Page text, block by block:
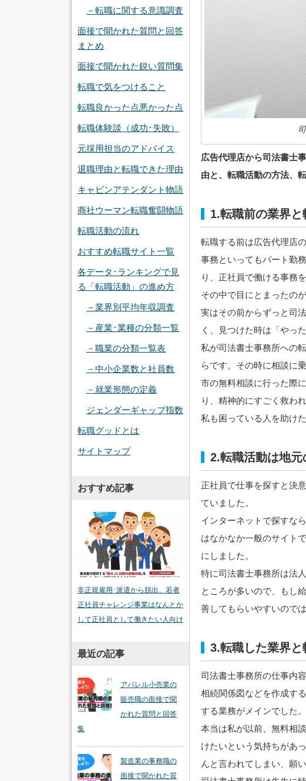
広告代理店から司法書士
由と、転職活動の方法、
1.転職前の業界
転職する前は広告代理店
事務といってもパート勤
り、正社員で働ける事務
その中で目にとまったの
実はその前からずっと司
く、見つけた時は「やっ
私が司法書士事務所への
らです。その時に相談に
市の無料相談に行った際
り、精神的にすごく救われ
私も困っている人を助け
2.転職活動は地
正社員で仕事を探すと決
ていました。
インターネットで探すな
はなかなか一般のサイト
にしました。
特に司法書士事務所は法
ところが多いので、もし
善してもらいやすいので
3.転職した業界
司法書士事務所の仕事内
相続関係図などを作成す
する業務がメインでした。
本当は私が以前、無料相
けたいという気持ちがあ
んと言われてしまい、願
－転職に関する意識調査
面接で聞かれた質問と回答
まとめ
面接で聞かれた鋭い質問集
転職で気をつけること
転職良かった点悪かった点
転職体験談（成功･失敗）
元採用担当のアドバイス
退職理由と転職できた理由
キャビンアテンダント物語
商社ウーマン転職奮闘物語
転職活動の流れ
おすすめ転職サイト一覧
各データ･ランキングで見
る「転職活動」の進め方
－業界別平均年収調査
－産業･業種の分類一覧
－職業の分類一覧表
－中小企業数と社員数
－就業形態の定義
ジェンダーギャップ指数
転職グッドとは
サイトマップ
おすすめ記事
非正規雇用･派遣から脱出、若者
正社員チャレンジ事業はなんとか
して正社員として働きたい人向け
最近の記事
アパレル小売業の
販売職の面接で聞
かれた質問と回答
集
製造業の事務職の
面接で聞かれた質